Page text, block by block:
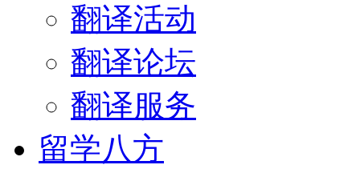
翻译活动
翻译论坛
翻译服务
留学八方